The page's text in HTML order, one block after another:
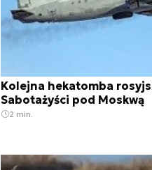
Kolejna hekatomba
Sabotażyści pod Moskwą
2 min.